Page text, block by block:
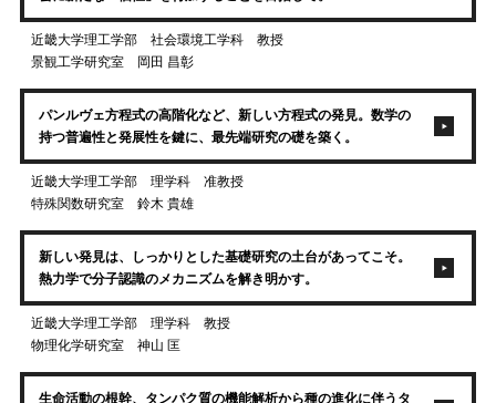
近畿大学理工学部 社会環境工学科 教授
景観工学研究室 岡田 昌彰
パンルヴェ方程式の高階化など、新しい方程式の発見。数学の
持つ普遍性と発展性を鍵に、最先端研究の礎を築く。
近畿大学理工学部 理学科 准教授
特殊関数研究室 鈴木 貴雄
新しい発見は、しっかりとした基礎研究の土台があってこそ。
熱力学で分子認識のメカニズムを解き明かす。
近畿大学理工学部 理学科 教授
物理化学研究室 神山 匡
生命活動の根幹、タンパク質の機能解析から種の進化に伴うタ